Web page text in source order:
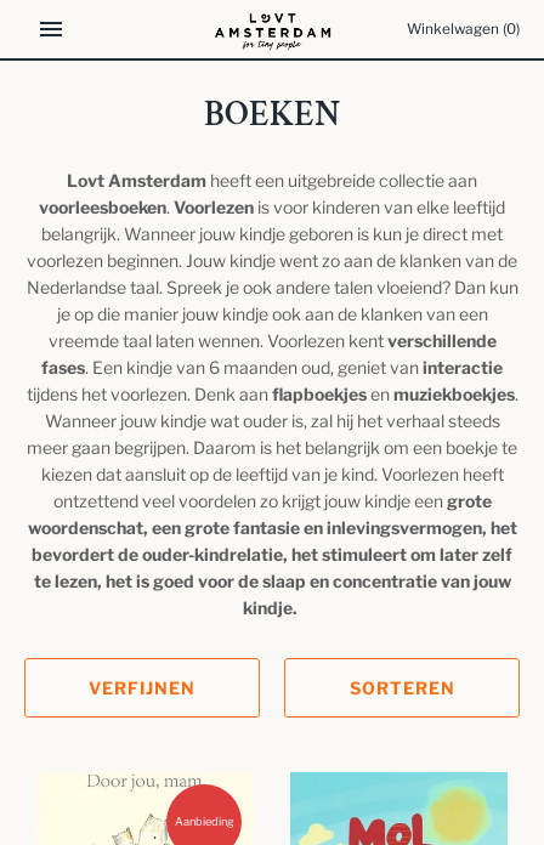
de
Winkelwagen (0)
BOEKEN
Lovt Amsterdam heeft een uitgebreide collectie aan
voorleesboeken. Voorlezen is voor kinderen van elke leeftijd
belangrijk. Wanneer jouw kindje geboren is kun je direct met
voorlezen beginnen. Jouw kindje went zo aan de klanken van de
Nederlandse taal. Spreek je ook andere talen vloeiend? Dan kun
je op die manier jouw kindje ook aan de klanken van een
vreemde taal laten wennen. Voorlezen kentverschillende
fases. Een kindje van 6 maanden oud, geniet vaninteractie
tijdens het voorlezen. Denk aanflapboekjesenmuziekboekjes.
Wanneer jouw kindje wat ouder is, zal hij het verhaal steeds
meer gaan begrijpen. Daarom is het belangrijk om een boekje te
kiezen dat aansluit op de leeftijd van je kind. Voorlezen heeft
ontzettend veel voordelen zo krijgt jouw kindje eengrote
woordenschat, een grote fantasie en inlevingsvermogen, het
bevordert de ouder-kindrelatie, het stimuleert om later zelf
te lezen, het is goed voor de slaap en concentratie van jouw
kindje.
VERFIJNEN SORTEREN
Aanbieding